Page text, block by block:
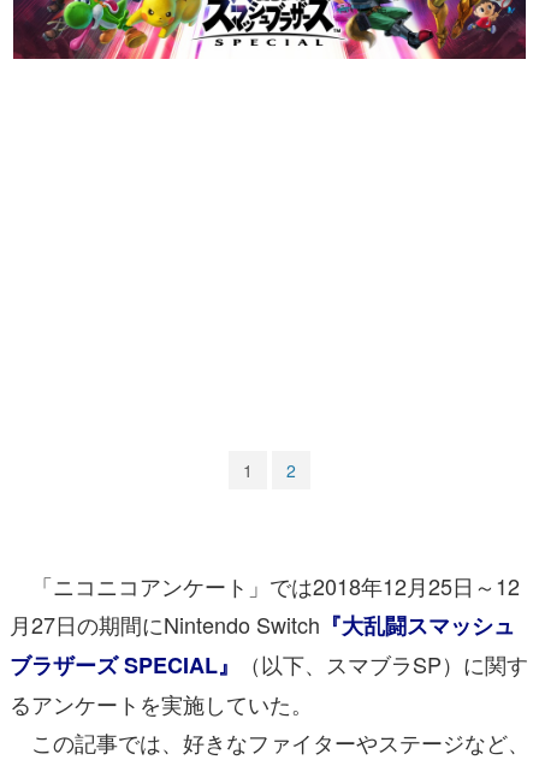
なんでゲームは面白い？
ゲーム開発者・hamatsu氏がゲームの魅力を画面や操作の
具体的な形から解き明かしていく、硬派で骨太な評論連載
運営：株式会社マレ
1 2
「ニコニコアンケート」では2018年12月25日～12
月27日の期間にNintendo Switch 『大乱闘スマッシュ
ブラザーズ SPECIAL』
（以下、スマブラSP）に関す
るアンケートを実施していた。
この記事では、好きなファイターやステージなど、